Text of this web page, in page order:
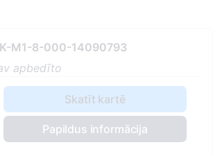
M1-8-000-14090793
apbedīto
Skatīt kartē
Papildus informācija